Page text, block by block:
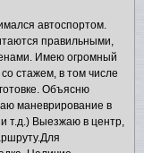
автоспортом.
правильными,
Имею огромный
стажем, в том числе
Объясню
маневрирование в
т.д.) Выезжаю в центр,